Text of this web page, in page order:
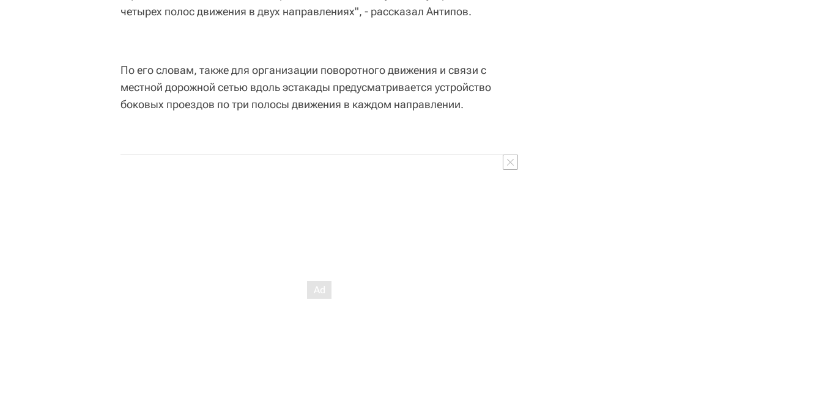
четырех полос движения в двух направлениях", - рассказал Антипов.
По его словам, также для организации поворотного движения и связи с
местной дорожной сетью вдоль эстакады предусматривается устройство
боковых проездов по три полосы движения в каждом направлении.